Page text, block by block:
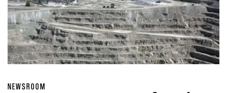
NEWSROOM